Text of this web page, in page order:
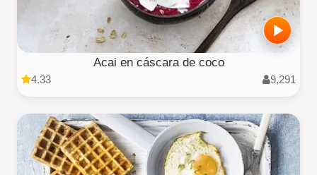
Acai en cáscara de coco
4.33 9,291